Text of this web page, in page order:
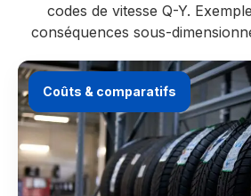
codes de vitesse Q-Y.
conséquences sous-
Coûts & comparatifs